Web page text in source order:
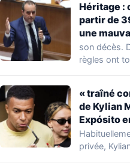
Héritage :
partir de
une
son décès.
règles ont
« traîné
de Kylian
Expósito
privée,